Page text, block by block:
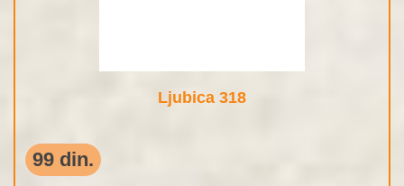
Ljubica 318
99 din.